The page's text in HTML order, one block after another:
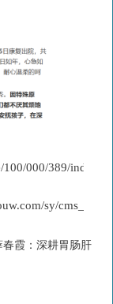
100/000/389/
sy/
春霞：深耕胃肠肝